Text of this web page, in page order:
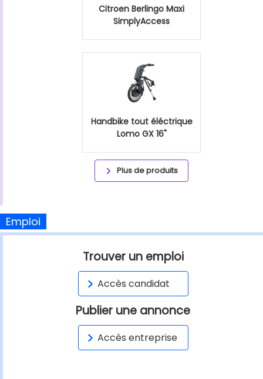
Citroen Berlingo Maxi
SimplyAccess
Handbike tout éléctrique
Lomo GX 16"
Plus de produits
Emploi
Trouver un emploi
Accès candidat
Publier une annonce
Accès entreprise